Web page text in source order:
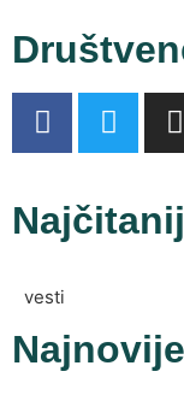
vesti